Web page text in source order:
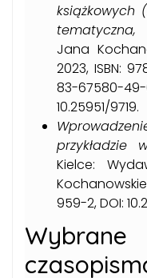
książkowych
tematyczna,
Jana
2023, ISBN:
83-67580-
10.25951/9719.
przykładzie
Kielce:
959-2, DOI: